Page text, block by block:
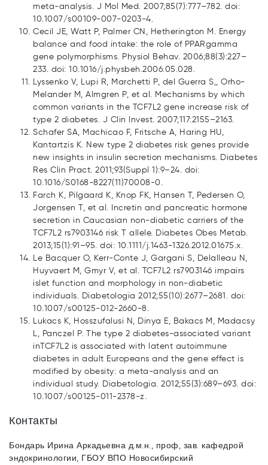
meta-analysis. J Mol Med. 2007;85(7):777–782. doi:
10.1007/s00109-007-0203-4.
Cecil JE, Watt P, Palmer CN, Hetherington M. Energy
balance and food intake: the role of PPARgamma
gene polymorphisms. Physiol Behav. 2006;88(3):227–
233. doi: 10.1016/j.physbeh.2006.05.028.
Lyssenko V, Lupi R, Marchetti P, del Guerra S,, Orho-
Melander M, Almgren P, et al. Mechanisms by which
common variants in the TCF7L2 gene increase risk of
type 2 diabetes. J Clin Invest. 2007;117:2155–2163.
Schafer SA, Machicao F, Fritsche A, Haring HU,
Kantartzis K. New type 2 diabetes risk genes provide
new insights in insulin secretion mechanisms. Diabetes
Res Clin Pract. 2011;93(Suppl 1):9–24. doi:
10.1016/S0168-8227(11)70008-0.
Farch K, Pilgaard K, Knop FK, Hansen T, Pedersen O,
Jorgensen T, et al. Incretin and pancreatic hormone
secretion in Caucasian non-diabetic carriers of the
TCF7L2 rs7903146 risk T allele. Diabetes Obes Metab.
2013;15(1):91–95. doi: 10.1111/j.1463-1326.2012.01675.x.
Le Bacquer O, Kerr-Conte J, Gargani S, Delalleau N,
Huyvaert M, Gmyr V, et al. TCF7L2 rs7903146 impairs
islet function and morphology in non-diabetic
individuals. Diabetologia 2012;55(10):2677–2681. doi:
10.1007/s00125-012-2660-8.
Lukacs K, Hosszufalusi N, Dinya E, Bakacs M, Madacsy
L, Panczel P. The type 2 diabetes-associated variant
inTCF7L2 is associated with latent autoimmune
diabetes in adult Europeans and the gene effect is
modified by obesity: a meta-analysis and an
individual study. Diabetologia. 2012;55(3):689–693. doi:
10.1007/s00125-011-2378-z.
Контакты
Бондарь Ирина Аркадьевна д.м.н., проф, зав. кафедрой
эндокринологии, ГБОУ ВПО Новосибирский